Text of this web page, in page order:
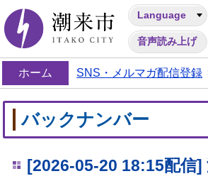
潮来市
Language
音声読み上げ
ホーム SNS・メルマガ配信登録
バックナンバー
[2026-05-20 18:15配信]